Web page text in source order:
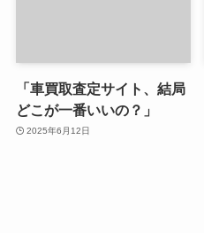
「車買取査定サイト、結局
どこが一番いいの？」
2025年6月12日